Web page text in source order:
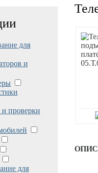
для
и
проверки
для